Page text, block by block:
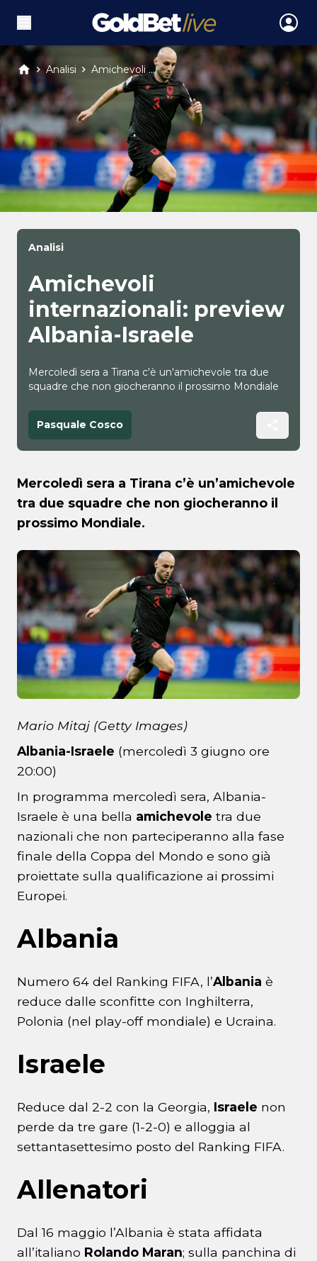
Analisi Amichevoli ...
Analisi
Amichevoli
internazionali: preview
Albania-Israele
Mercoledì sera a Tirana c'è un'amichevole tra due
squadre che non giocheranno il prossimo Mondiale
Pasquale Cosco
Mercoledì sera a Tirana c’è un’amichevole
tra due squadre che non giocheranno il
prossimo Mondiale.
Mario Mitaj (Getty Images)
Albania-Israele (mercoledì 3 giugno ore
20:00)
In programma mercoledì sera, Albania-
Israele è una bella amichevole tra due
nazionali che non parteciperanno alla fase
finale della Coppa del Mondo e sono già
proiettate sulla qualificazione ai prossimi
Europei.
Albania
Numero 64 del Ranking FIFA, l’Albania è
reduce dalle sconfitte con Inghilterra,
Polonia (nel play-off mondiale) e Ucraina.
Israele
Reduce dal 2-2 con la Georgia, Israele non
perde da tre gare (1-2-0) e alloggia al
settantasettesimo posto del Ranking FIFA.
Allenatori
Dal 16 maggio l’Albania è stata affidata
all’italiano Rolando Maran; sulla panchina di